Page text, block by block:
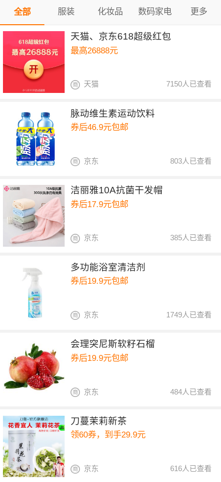
全部 服装 化妆品 数码家电 更多
天猫、京东618超级红包
最高26888元
7150人已查看
天猫
脉动维生素运动饮料
券后46.9元包邮
803人已查看
京东
洁丽雅10A抗菌干发帽
券后17.9元包邮
385人已查看
京东
多功能浴室清洁剂
券后19.9元包邮
1749人已查看
京东
会理突尼斯软籽石榴
券后19.9元包邮
484人已查看
京东
刀蔓茉莉新茶
领60券，到手29.9元
616人已查看
京东